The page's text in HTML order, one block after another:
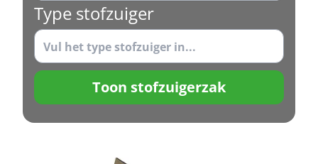
Type stofzuiger
Toon stofzuigerzak